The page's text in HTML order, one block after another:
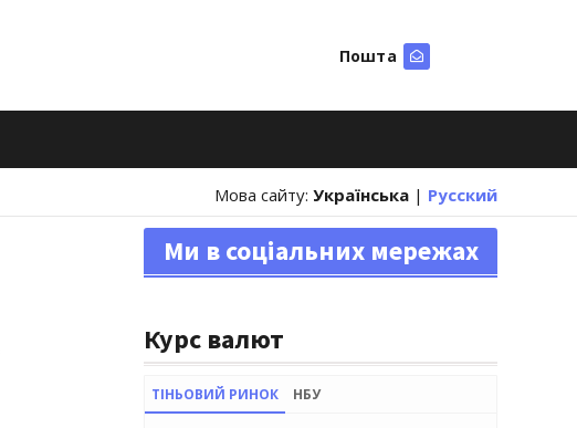
Пошта
Мова сайту: Українська | Русский
Ми в соціальних мережах
Курс валют
ТІНЬОВИЙ РИНОК НБУ